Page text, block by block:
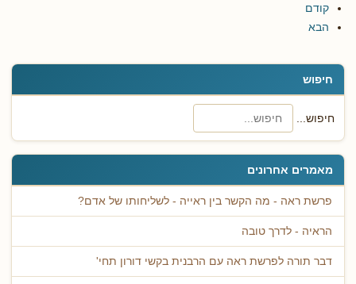
חיפוש
חיפוש...
מאמרים אחרונים
פרשת ראה - מה הקשר בין ראייה - לשליחותו של אדם?
הראיה - לדרך טובה
דבר תורה לפרשת ראה עם הרבנית בקשי דורון תחי'
קודם
הבא